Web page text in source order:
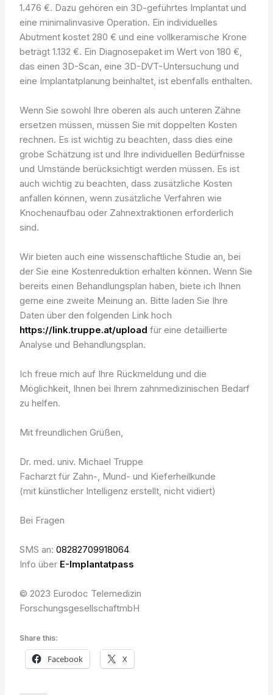
1.476 €. Dazu gehören ein 3D-geführtes Implantat und
eine minimalinvasive Operation. Ein individuelles
Abutment kostet 280 € und eine vollkeramische Krone
beträgt 1.132 €. Ein Diagnosepaket im Wert von 180 €,
das einen 3D-Scan, eine 3D-DVT-Untersuchung und
eine Implantatplanung beinhaltet, ist ebenfalls enthalten.
Wenn Sie sowohl Ihre oberen als auch unteren Zähne
ersetzen müssen, müssen Sie mit doppelten Kosten
rechnen. Es ist wichtig zu beachten, dass dies eine
grobe Schätzung ist und Ihre individuellen Bedürfnisse
und Umstände berücksichtigt werden müssen. Es ist
auch wichtig zu beachten, dass zusätzliche Kosten
anfallen können, wenn zusätzliche Verfahren wie
Knochenaufbau oder Zahnextraktionen erforderlich
sind.
Wir bieten auch eine wissenschaftliche Studie an, bei
der Sie eine Kostenreduktion erhalten können. Wenn Sie
bereits einen Behandlungsplan haben, biete ich Ihnen
gerne eine zweite Meinung an. Bitte laden Sie Ihre
Daten über den folgenden Link hoch
https://link.truppe.at/upload für eine detaillierte
Analyse und Behandlungsplan.
Ich freue mich auf Ihre Rückmeldung und die
Möglichkeit, Ihnen bei Ihrem zahnmedizinischen Bedarf
zu helfen.
Mit freundlichen Grüßen,
Dr. med. univ. Michael Truppe
Facharzt für Zahn-, Mund- und Kieferheilkunde
(mit künstlicher Intelligenz erstellt, nicht vidiert)
Bei Fragen
SMS an:08282709918064
Info über E-Implantatpass
© 2023 Eurodoc Telemedizin
ForschungsgesellschaftmbH
Share this:
Facebook X